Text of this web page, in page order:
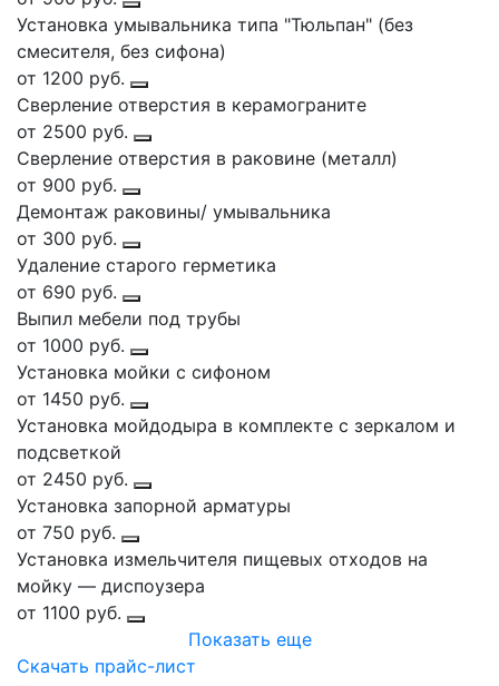
Установка умывальника типа "Тюльпан" (без
смесителя, без сифона)
от 1200 руб.
Сверление отверстия в керамограните
от 2500 руб.
Сверление отверстия в раковине (металл)
от 900 руб.
Демонтаж раковины/ умывальника
от 300 руб.
Удаление старого герметика
от 690 руб.
Выпил мебели под трубы
от 1000 руб.
Установка мойки с сифоном
от 1450 руб.
Установка мойдодыра в комплекте с зеркалом и
подсветкой
от 2450 руб.
Установка запорной арматуры
от 750 руб.
Установка измельчителя пищевых отходов на
мойку — диспоузера
от 1100 руб.
Показать еще
Скачать прайс-лист